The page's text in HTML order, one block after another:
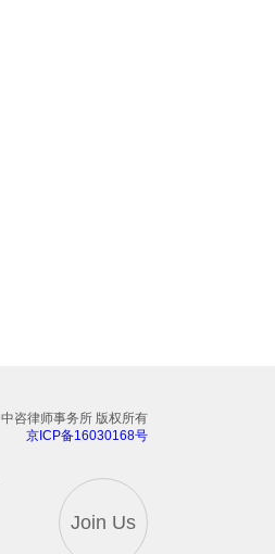
中咨律师事务所 版权所有
京ICP备16030168号
Join Us